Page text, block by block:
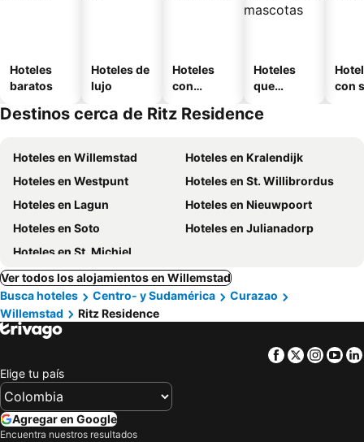
Hoteles
baratos
Hoteles de
lujo
Hoteles
con
Hoteles
que
mascotas
con
Destinos cerca de Ritz Residence
Hoteles en Willemstad
Hoteles en Kralendijk
Hoteles en Westpunt
Hoteles en St. Willibrordus
Hoteles en Lagun
Hoteles en Nieuwpoort
Hoteles en Soto
Hoteles en Julianadorp
Hoteles en St. Michiel
Ver todos los alojamientos en Willemstad
Busca hoteles
Centro- y Sudamérica
Curazao
Willemstad
Ritz Residence
Facebook
Twitter
Elige tu país
Agregar en Google
Encuentra nuestros resultados